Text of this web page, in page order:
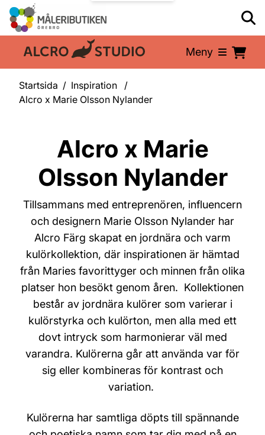
En del av: Meny
Startsida
Inspiration
Alcro x Marie Olsson Nylander
Alcro x Marie
Olsson Nylander
Tillsammans med entreprenören, influencern
och designern Marie Olsson Nylander har
Alcro Färg skapat en jordnära och varm
kulörkollektion, där inspirationen är hämtad
från Maries favorittyger och minnen från olika
platser hon besökt genom åren. Kollektionen
består av jordnära kulörer som varierar i
kulörstyrka och kulörton, men alla med ett
dovt intryck som harmonierar väl med
varandra. Kulörerna går att använda var för
sig eller kombineras för kontrast och
variation.
Kulörerna har samtliga döpts till spännande